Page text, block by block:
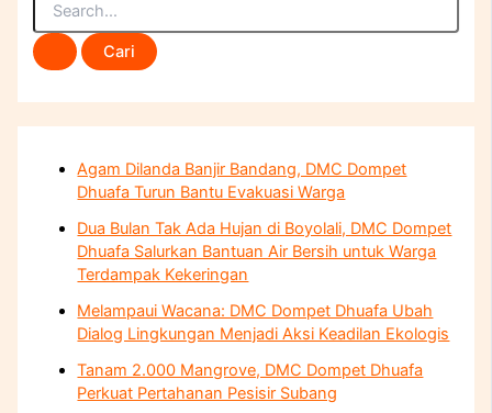
Agam Dilanda Banjir Bandang, DMC Dompet
Dhuafa Turun Bantu Evakuasi Warga
Dua Bulan Tak Ada Hujan di Boyolali, DMC Dompet
Dhuafa Salurkan Bantuan Air Bersih untuk Warga
Terdampak Kekeringan
Melampaui Wacana: DMC Dompet Dhuafa Ubah
Dialog Lingkungan Menjadi Aksi Keadilan Ekologis
Tanam 2.000 Mangrove, DMC Dompet Dhuafa
Perkuat Pertahanan Pesisir Subang